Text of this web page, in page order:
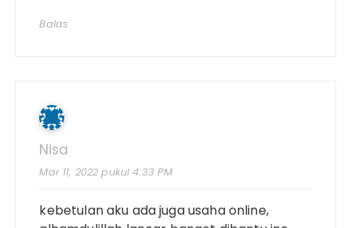
Balas
Nisa
Mar 11, 2022 pukul 4:33 PM
kebetulan aku ada juga usaha online,